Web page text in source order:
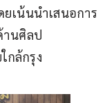
เน้นนำเสนอการ
านศิลป
กล้กรุง